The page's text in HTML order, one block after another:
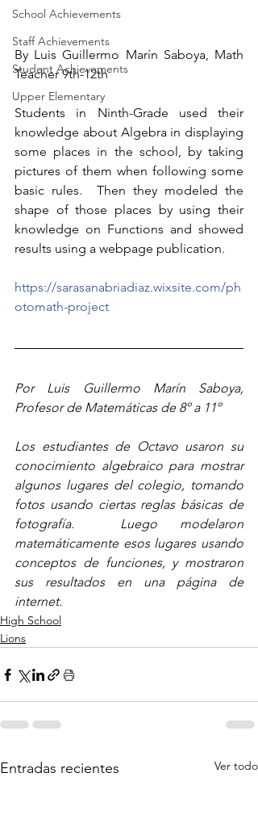
School Achievements
Staff Achievements
Student Achievements
Upper Elementary
By Luis Guillermo Marín Saboya, Math
Teacher 9th-12th
Students in Ninth-Grade used their
knowledge about Algebra in displaying
some places in the school, by taking
pictures of them when following some
basic rules.  Then they modeled the
shape of those places by using their
knowledge on Functions and showed
results using a webpage publication.
https://sarasanabriadiaz.wixsite.com/ph
otomath-project
Por Luis Guillermo Marín Saboya,
Profesor de Matemáticas de 8º a 11º
Los estudiantes de Octavo usaron su
conocimiento algebraico para mostrar
algunos lugares del colegio, tomando
fotos usando ciertas reglas básicas de
fotografía.  Luego modelaron
matemáticamente esos lugares usando
conceptos de funciones, y mostraron
sus resultados en una página de
internet.
High School
Lions
Entradas recientes Ver todo